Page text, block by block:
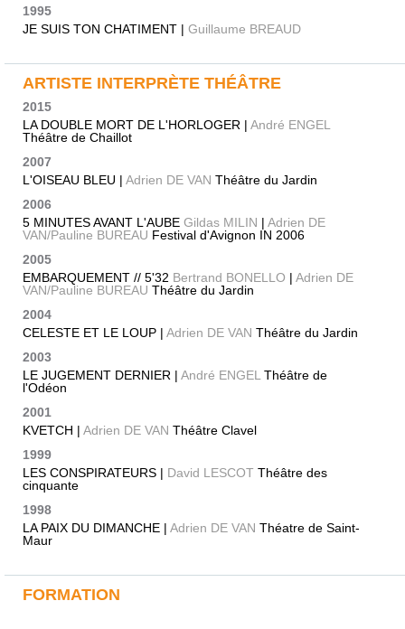
1995
JE SUIS TON CHATIMENT | Guillaume BREAUD
ARTISTE INTERPRÈTE THÉÂTRE
2015
LA DOUBLE MORT DE L'HORLOGER | André ENGEL
Théâtre de Chaillot
2007
L'OISEAU BLEU | Adrien DE VAN Théâtre du Jardin
2006
5 MINUTES AVANT L'AUBE Gildas MILIN | Adrien DE
VAN/Pauline BUREAU Festival d'Avignon IN 2006
2005
EMBARQUEMENT // 5'32 Bertrand BONELLO | Adrien DE
VAN/Pauline BUREAU Théâtre du Jardin
2004
CELESTE ET LE LOUP | Adrien DE VAN Théâtre du Jardin
2003
LE JUGEMENT DERNIER | André ENGEL Théâtre de
l'Odéon
2001
KVETCH | Adrien DE VAN Théâtre Clavel
1999
LES CONSPIRATEURS | David LESCOT Théâtre des
cinquante
1998
LA PAIX DU DIMANCHE | Adrien DE VAN Théatre de Saint-
Maur
FORMATION